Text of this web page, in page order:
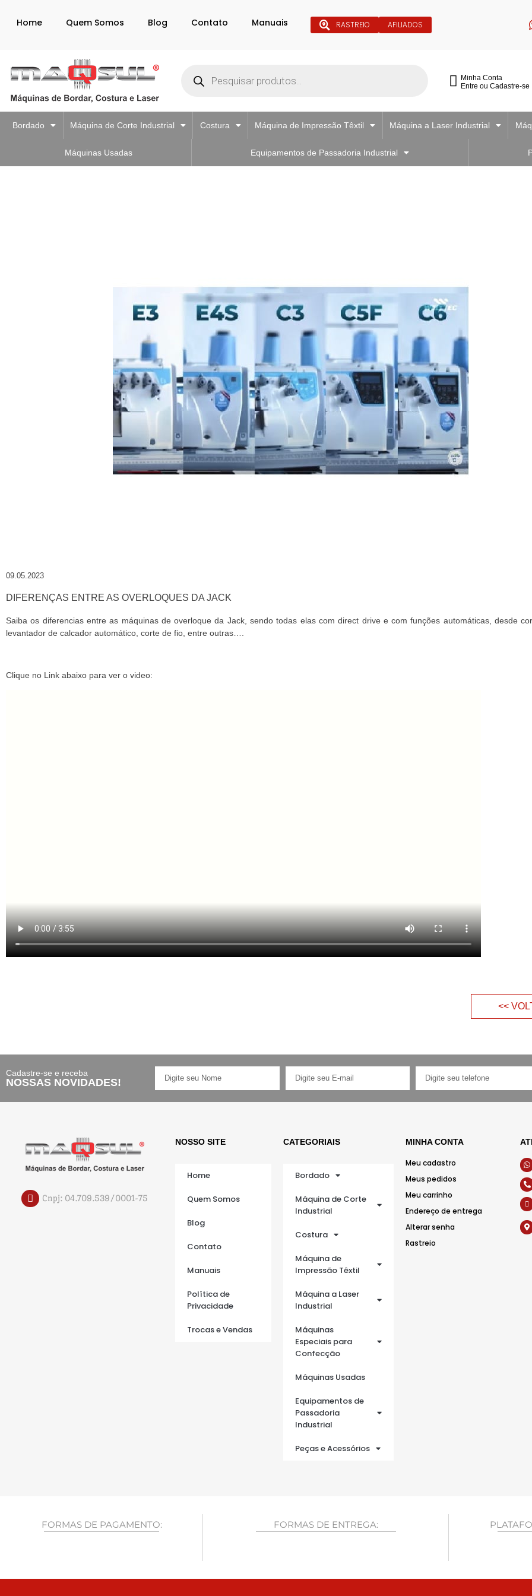
Home Quem Somos Blog Contato Manuais RASTREIO AFILIADOS
Minha Conta
Entre ou Cadastre-se
Bordado Máquina de Corte Industrial Costura Máquina de Impressão Têxtil Máquina a Laser Industrial
Máquinas Usadas Equipamentos de Passadoria Industrial
09.05.2023
DIFERENÇAS ENTRE AS OVERLOQUES DA JACK
Saiba os diferencias entre as máquinas de overloque da Jack, sendo todas elas com direct drive e com funções automáticas, desde
levantador de calcador automático, corte de fio, entre outras….
Clique no Link abaixo para ver o video:
<<
Cadastre-se e receba
NOSSAS NOVIDADES!
Cnpj: 04.709.539/0001-75
NOSSO SITE
Home
Quem Somos
Blog
Contato
Manuais
Política de
Privacidade
Trocas e Vendas
CATEGORIAIS
Bordado
Máquina de Corte
Industrial
Costura
Máquina de
Impressão Têxtil
Máquina a Laser
Industrial
Máquinas
Especiais para
Confecção
Máquinas Usadas
Equipamentos de
Passadoria
Industrial
Peças e Acessórios
MINHA CONTA
Meu cadastro
Meus pedidos
Meu carrinho
Endereço de entrega
Alterar senha
Rastreio
FORMAS DE PAGAMENTO: FORMAS DE ENTREGA: